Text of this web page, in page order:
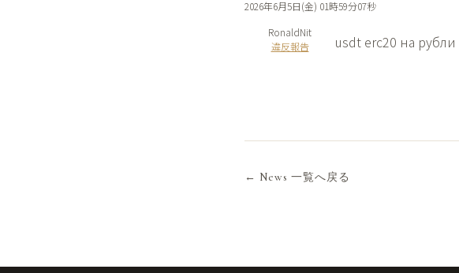
2026年6月5日(金) 01時59分07秒
RonaldNit
違反報告
usdt erc20 на рубли
← News 一覧へ戻る